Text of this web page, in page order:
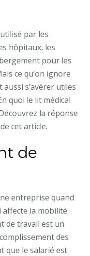
par les
hôpitaux, les
pour les
ce qu’on ignore
aussi s’avérer utiles
quoi le lit médical
la réponse
cet article.
de
entreprise quand
la mobilité
de travail est un
des
que le salarié est